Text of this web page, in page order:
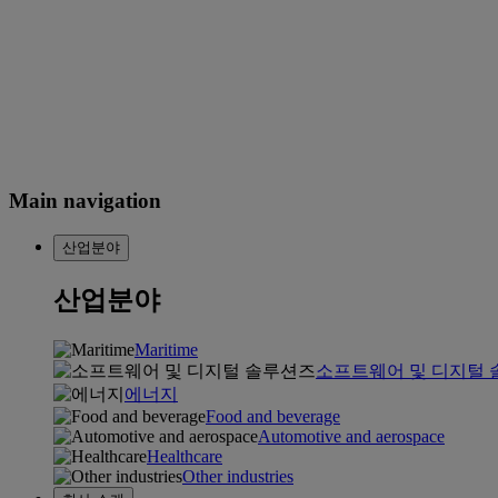
Main navigation
산업분야
산업분야
Maritime
소프트웨어 및 디지털
에너지
Food and beverage
Automotive and aerospace
Healthcare
Other industries